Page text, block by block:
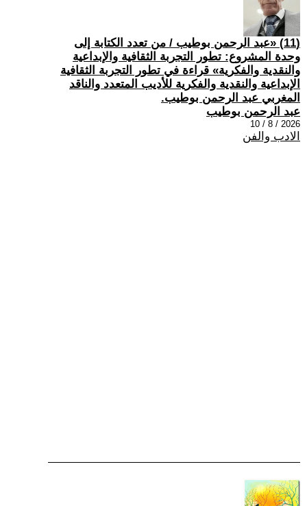
(11) «عبد الرحمن بوطيب / من تعدد الكتابة إلى
وحدة المشروع: تطور التجربة الثقافية والإبداعية
والنقدية والفكرية» قراءة في تطور التجربة الثقافية
الإبداعية والنقدية والفكرية للأديب المتعدد والناقد
المغربي عبد الرحمن بوطيب.
عبد الرحمن بوطيب
2026 / 8 / 10
الادب والفن